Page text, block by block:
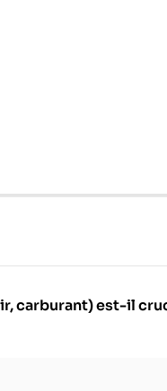
carburant) est-il